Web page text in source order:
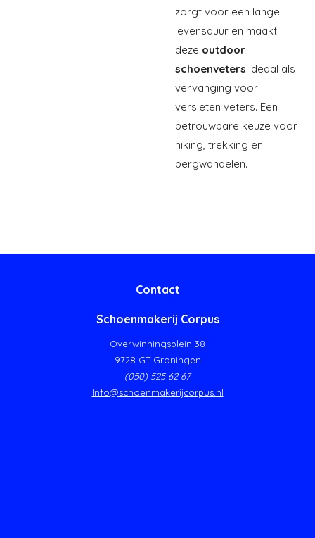
zorgt voor een lange
levensduur en maakt
deze outdoor
schoenveters ideaal als
vervanging voor
versleten veters. Een
betrouwbare keuze voor
hiking, trekking en
bergwandelen.
Contact
Schoenmakerij Corpus
Overwinningsplein 38
9728 GT Groningen
(050) 525 62 67
Info@schoenmakerijcorpus.nl